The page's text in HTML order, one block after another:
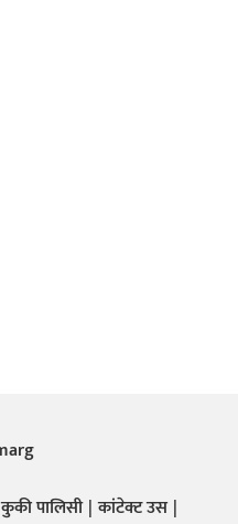
कुकी पालिसी कांटेक्ट उस